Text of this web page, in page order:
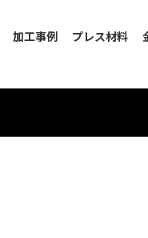
加工事例 プレス材料